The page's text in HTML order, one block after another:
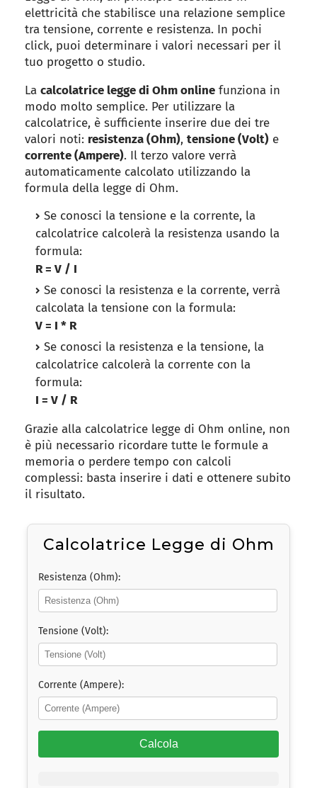
elettricità che stabilisce una relazione semplice
tra tensione, corrente e resistenza. In pochi
click, puoi determinare i valori necessari per il
tuo progetto o studio.
La calcolatrice legge di Ohm online funziona in
modo molto semplice. Per utilizzare la
calcolatrice, è sufficiente inserire due dei tre
valori noti: resistenza (Ohm), tensione (Volt) e
corrente (Ampere). Il terzo valore verrà
automaticamente calcolato utilizzando la
formula della legge di Ohm.
Se conosci la tensione e la corrente, la
calcolatrice calcolerà la resistenza usando la
formula:
R = V / I
Se conosci la resistenza e la corrente, verrà
calcolata la tensione con la formula:
V = I * R
Se conosci la resistenza e la tensione, la
calcolatrice calcolerà la corrente con la
formula:
I = V / R
Grazie alla calcolatrice legge di Ohm online, non
è più necessario ricordare tutte le formule a
memoria o perdere tempo con calcoli
complessi: basta inserire i dati e ottenere subito
il risultato.
Calcolatrice Legge di Ohm
Resistenza (Ohm):
Tensione (Volt):
Corrente (Ampere):
Calcola